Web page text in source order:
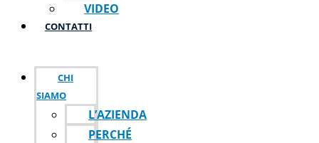
VIDEO
CONTATTI
CHI
SIAMO
L’AZIENDA
PERCHÉ